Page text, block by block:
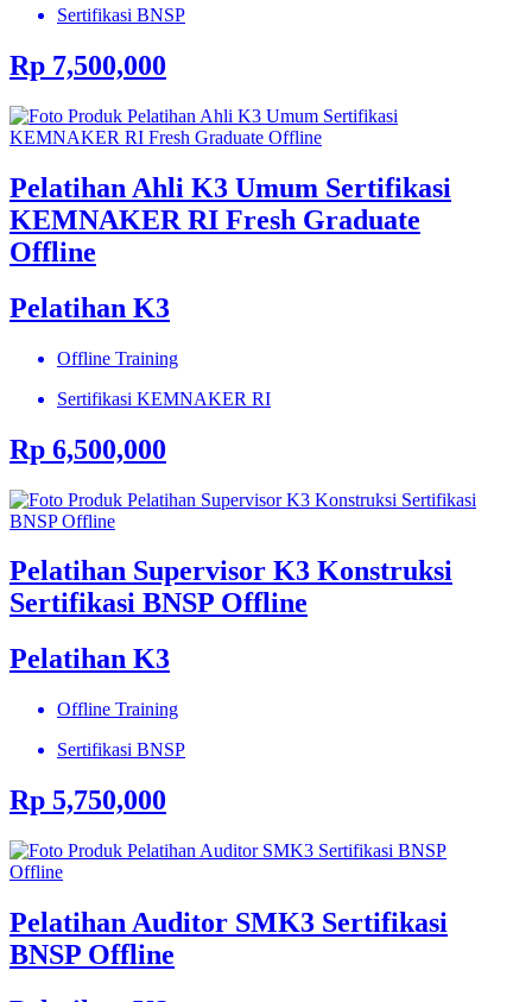
Sertifikasi BNSP
Rp 7,500,000
Pelatihan Ahli K3 Umum Sertifikasi
KEMNAKER RI Fresh Graduate
Offline
Pelatihan K3
Offline Training
Sertifikasi KEMNAKER RI
Rp 6,500,000
Pelatihan Supervisor K3 Konstruksi
Sertifikasi BNSP Offline
Pelatihan K3
Offline Training
Sertifikasi BNSP
Rp 5,750,000
Pelatihan Auditor SMK3 Sertifikasi
BNSP Offline